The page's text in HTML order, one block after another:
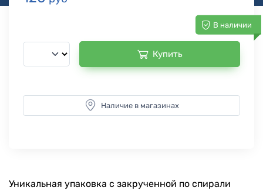
В наличии
Купить
Наличие в магазинах
Уникальная упаковка с закрученной по спирали